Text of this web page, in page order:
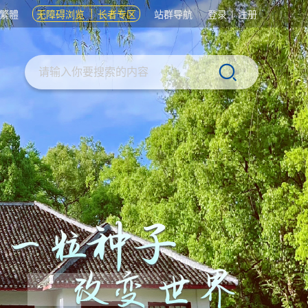
繁體 无障碍浏览 长者专区 站群导航 登录|注册